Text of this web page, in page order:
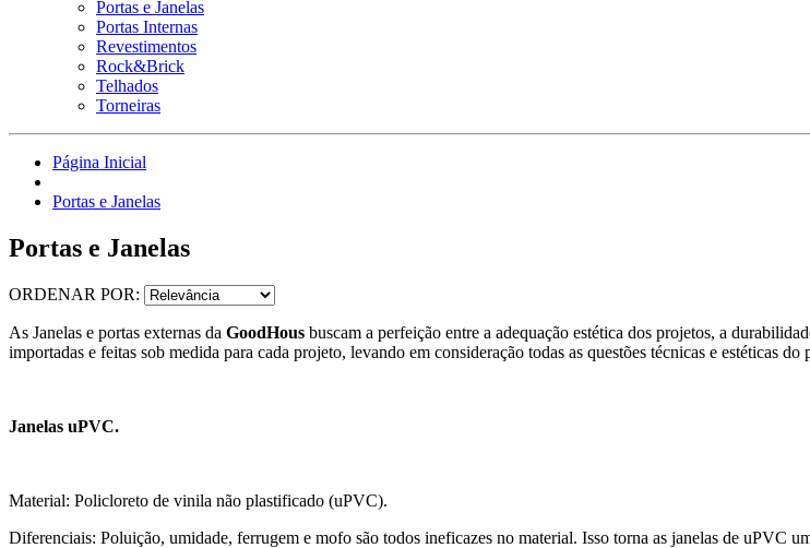
Portas e Janelas
Portas Internas
Revestimentos
Rock&Brick
Telhados
Torneiras
Página Inicial
Portas e Janelas
Portas e Janelas
ORDENAR POR:
As Janelas e portas externas da GoodHous buscam a perfeição entre a adequação estética dos projetos, a
importadas e feitas sob medida para cada projeto, levando em consideração todas as questões técnicas e estéticas do
Janelas uPVC.
Material: Policloreto de vinila não plastificado (uPVC).
Diferenciais: Poluição, umidade, ferrugem e mofo são todos ineficazes no material. Isso torna as janelas de uPVC